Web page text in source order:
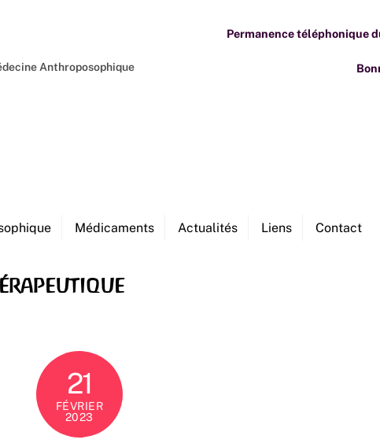
Anthroposophique
Médicaments Actualités Liens Contact
Permanence téléphonique
21
FÉVRIER
2023